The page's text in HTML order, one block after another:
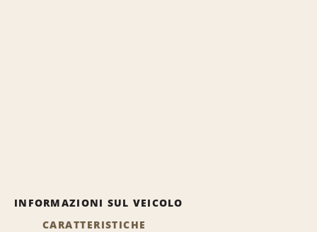
INFORMAZIONI SUL VEICOLO
CARATTERISTICHE